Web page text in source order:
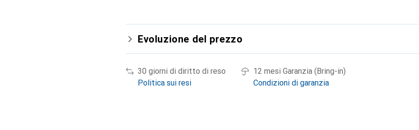
Evoluzione del prezzo
30 giorni di diritto di reso
Politica sui resi
12 mesi Garanzia (Bring-in)
Condizioni di garanzia